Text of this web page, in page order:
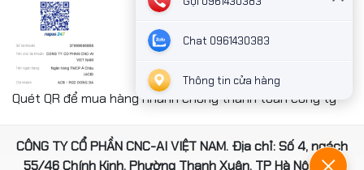
Quét QR để mua hàng nhanh chóng thanh toán công ty
CÔNG TY CỔ PHẦN CNC-AI VIỆT NAM. Địa chỉ: Số 4, ngách
55/46 Chính Kinh, Phường Thanh Xuân, TP Hà Nội, Việt
Chat 0961430383
Thông tin cửa hàng